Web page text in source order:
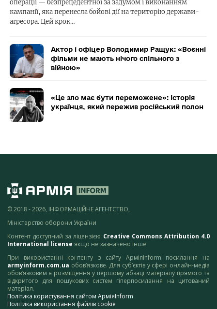
операції — безпрецедентної за задумом і виконанням
кампанії, яка перенесла бойові дії на територію держави-
агресора. Цей крок…
Актор і офіцер Володимир Ращук: «Воєнні
фільми не мають нічого спільного з
війною»
«Це зло має бути переможене»: історія
українця, який пережив російський полон
© 2018 - 2026, ІНФОРМАЦІЙНЕ АГЕНТСТВО,
Міністерство оборони України
Контент доступний за ліцензією Creative Commons Attribution 4.0
International license якщо не зазначено інше.
При використанні контенту з сайту АрміяInform посилання на
armyinform.com.ua обов’язкове. Для суб’єктів у сфері онлайн-медіа
обов’язковим є розміщення у першому абзаці матеріалу прямого та
відкритого для пошукових систем гіперпосилання на цитований
матеріал.
Політика користування сайтом АрміяInform
Політика використання файлів cookie